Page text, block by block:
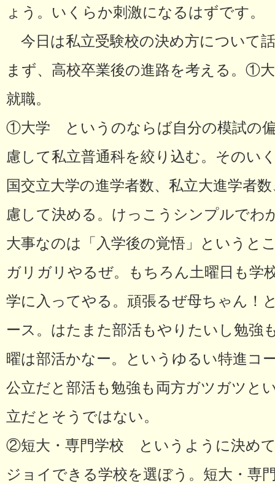
ょう。いくらか刺激になるはずです。
今日は私立受験校の決め方について
まず、高校卒業後の進路を考える
就職。
①大学 というのならば自分の模試の
慮して私立普通科を絞り込む。そのい
国交立大学の進学者数、私立大進学者
慮して決める。けっこうシンプルでわ
大事なのは「入学後の覚悟」というと
ガリガリやるぜ。もちろん土曜日も学
学に入ってやる。頑張るぜ母ちゃん！
ース。はたまた部活もやりたいし勉強
曜は部活かなー。というゆるい特進コ
公立だと部活も勉強も両方ガツガツと
立だとそうではない。
②短大・専門学校 というように決め
ジョイできる学校を選ぼう。短大・専